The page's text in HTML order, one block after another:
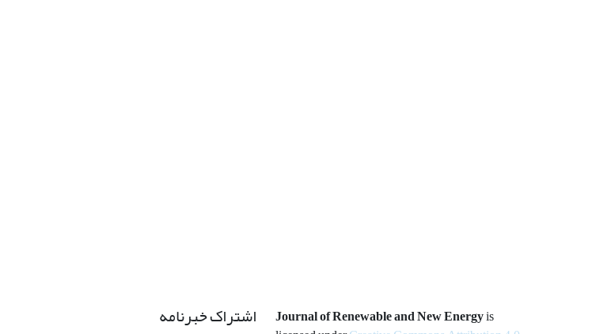
Journal of Renewable and New Energyis
اشتراک خبرنامه